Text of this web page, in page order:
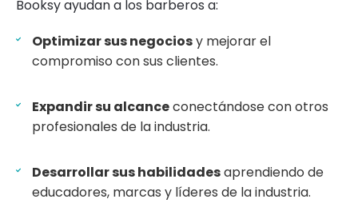
Booksy ayudan a los barberos a:
Optimizar sus negociosy mejorar el
compromiso con sus clientes.
Expandir su alcanceconectándose con otros
profesionales de la industria.
Desarrollar sus habilidadesaprendiendo de
educadores, marcas y líderes de la industria.